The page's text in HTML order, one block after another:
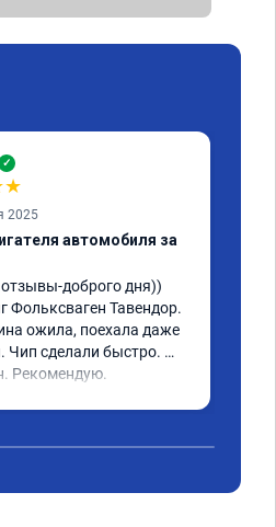
✓
★
2025
автомобиля за
доброго дня))
Фольксваген Тавендор.
ожила, поехала даже
Чип сделали быстро.
Рекомендую.